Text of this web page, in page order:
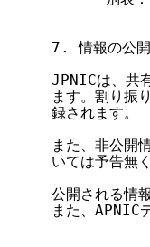
7. 情報の公開
JPNICは、共
ます。割り振
録されます。
また、非公開
いては予告無
公開される情
また、APNIC